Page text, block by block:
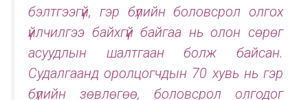
бэлтгээгүй, гэр бүлийн боловсрол олгох
үйлчилгээ байхгүй байгаа нь олон сөрөг
асуудлын шалтгаан болж байсан.
Судалгаанд оролцогчдын 70 хувь нь гэр
бүлийн зөвлөгөө, боловсрол олгодог